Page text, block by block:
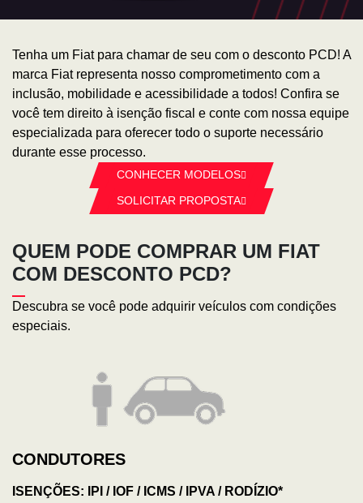
Tenha um Fiat para chamar de seu com o desconto PCD! A
marca Fiat representa nosso comprometimento com a
inclusão, mobilidade e acessibilidade a todos! Confira se
você tem direito à isenção fiscal e conte com nossa equipe
especializada para oferecer todo o suporte necessário
durante esse processo.
CONHECER MODELOS
SOLICITAR PROPOSTA
QUEM PODE COMPRAR UM FIAT
COM DESCONTO PCD?
Descubra se você pode adquirir veículos com condições
especiais.
CONDUTORES
ISENÇÕES: IPI / IOF / ICMS / IPVA / RODÍZIO*